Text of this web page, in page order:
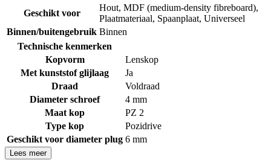
Geschikt voor
Hout, MDF (medium-density fibreboard),
Plaatmateriaal, Spaanplaat, Universeel
Binnen/buitengebruik Binnen
Technische kenmerken
Kopvorm
Lenskop
Met kunststof glijlaag
Ja
Draad
Voldraad
Diameter schroef
4 mm
Maat kop
PZ 2
Type kop
Pozidrive
Geschikt voor diameter plug 6 mm
Lees meer